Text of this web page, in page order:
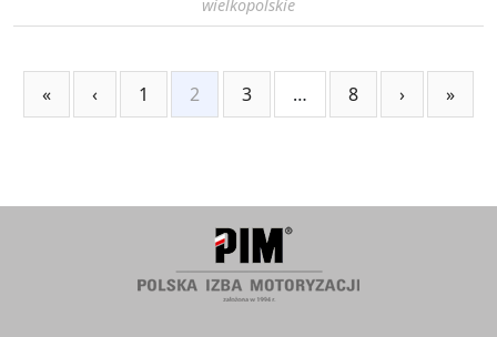
wielkopolskie
« ‹ 1 2 3 … 8 › »